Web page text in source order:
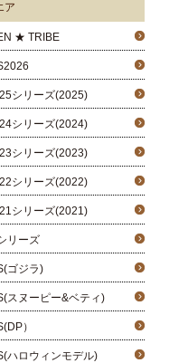
ア
★ TRIBE
シリーズ(2025)
シリーズ(2024)
シリーズ(2023)
シリーズ(2022)
シリーズ(2021)
リーズ
ゴジラ)
スヌーピー&ベティ)
）
ハロウィンモデル)